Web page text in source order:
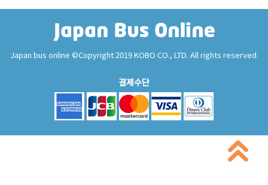
Japan bus online ©Copyright 2019 KOBO CO., LTD. All rights reserved.
결제수단